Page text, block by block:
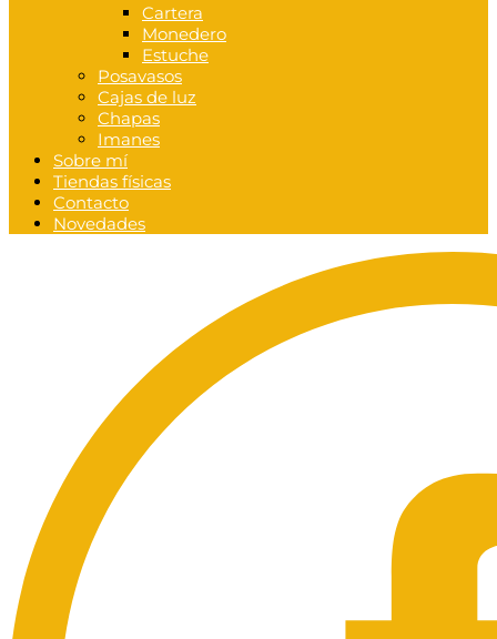
Cartera
Monedero
Estuche
Posavasos
Cajas de luz
Chapas
Imanes
Sobre mí
Tiendas físicas
Contacto
Novedades